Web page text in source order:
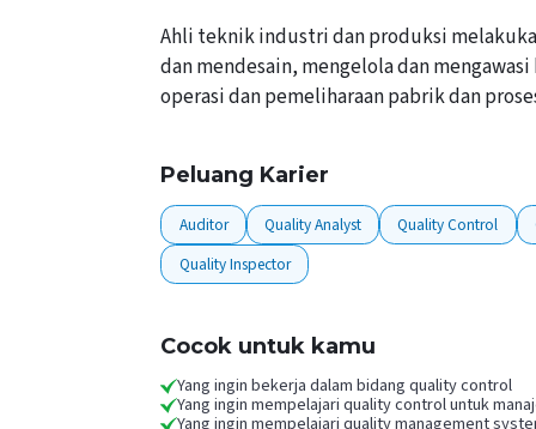
Ahli teknik industri dan produksi
dan mendesain, mengelola dan
operasi dan pemeliharaan pabrik dan
Peluang Karier
Auditor Quality Analyst Quality Control
Quality Inspector
Cocok untuk kamu
Yang ingin bekerja dalam bidang quality control
Yang ingin mempelajari quality control untuk
Yang ingin mempelajari quality management